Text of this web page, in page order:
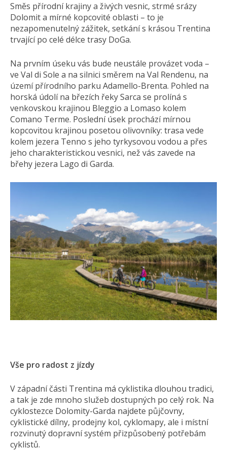
Směs přírodní krajiny a živých vesnic, strmé srázy
Dolomit a mírné kopcovité oblasti – to je
nezapomenutelný zážitek, setkání s krásou Trentina
trvající po celé délce trasy DoGa.
Na prvním úseku vás bude neustále provázet voda –
ve Val di Sole a na silnici směrem na Val Rendenu, na
území přírodního parku Adamello-Brenta. Pohled na
horská údolí na březích řeky Sarca se prolíná s
venkovskou krajinou Bleggio a Lomaso kolem
Comano Terme. Poslední úsek prochází mírnou
kopcovitou krajinou posetou olivovníky: trasa vede
kolem jezera Tenno s jeho tyrkysovou vodou a přes
jeho charakteristickou vesnici, než vás zavede na
břehy jezera Lago di Garda.
Vše pro radost z jízdy
V západní části Trentina má cyklistika dlouhou tradici,
a tak je zde mnoho služeb dostupných po celý rok. Na
cyklostezce Dolomity-Garda najdete půjčovny,
cyklistické dílny, prodejny kol, cyklomapy, ale i místní
rozvinutý dopravní systém přizpůsobený potřebám
cyklistů.